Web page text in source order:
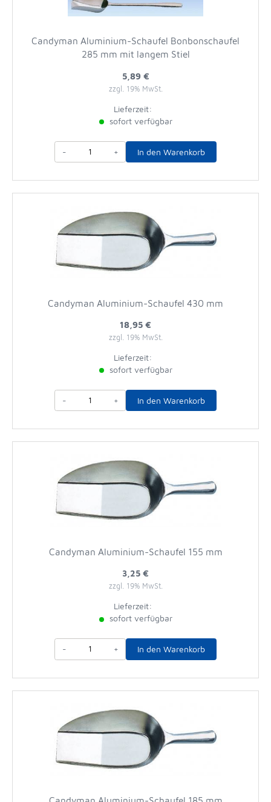
Candyman Aluminium-Schaufel Bonbonschaufel
285 mm mit langem Stiel
5,89 €
zzgl. 19% MwSt.
Lieferzeit:
sofort verfügbar
- + In den Warenkorb
Candyman Aluminium-Schaufel 430 mm
18,95 €
zzgl. 19% MwSt.
Lieferzeit:
sofort verfügbar
- + In den Warenkorb
Candyman Aluminium-Schaufel 155 mm
3,25 €
zzgl. 19% MwSt.
Lieferzeit:
sofort verfügbar
- + In den Warenkorb